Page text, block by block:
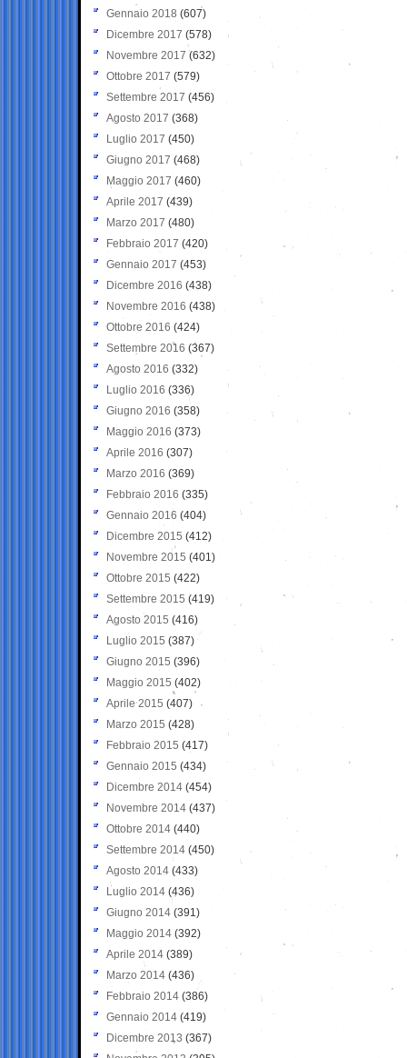
Gennaio 2018 (607)
Dicembre 2017 (578)
Novembre 2017 (632)
Ottobre 2017 (579)
Settembre 2017 (456)
Agosto 2017 (368)
Luglio 2017 (450)
Giugno 2017 (468)
Maggio 2017 (460)
Aprile 2017 (439)
Marzo 2017 (480)
Febbraio 2017 (420)
Gennaio 2017 (453)
Dicembre 2016 (438)
Novembre 2016 (438)
Ottobre 2016 (424)
Settembre 2016 (367)
Agosto 2016 (332)
Luglio 2016 (336)
Giugno 2016 (358)
Maggio 2016 (373)
Aprile 2016 (307)
Marzo 2016 (369)
Febbraio 2016 (335)
Gennaio 2016 (404)
Dicembre 2015 (412)
Novembre 2015 (401)
Ottobre 2015 (422)
Settembre 2015 (419)
Agosto 2015 (416)
Luglio 2015 (387)
Giugno 2015 (396)
Maggio 2015 (402)
Aprile 2015 (407)
Marzo 2015 (428)
Febbraio 2015 (417)
Gennaio 2015 (434)
Dicembre 2014 (454)
Novembre 2014 (437)
Ottobre 2014 (440)
Settembre 2014 (450)
Agosto 2014 (433)
Luglio 2014 (436)
Giugno 2014 (391)
Maggio 2014 (392)
Aprile 2014 (389)
Marzo 2014 (436)
Febbraio 2014 (386)
Gennaio 2014 (419)
Dicembre 2013 (367)